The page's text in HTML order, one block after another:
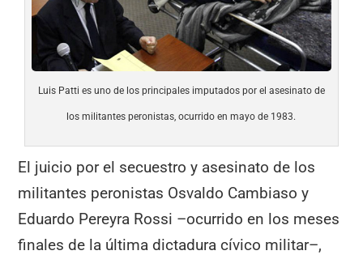
Luis Patti es uno de los principales imputados por el asesinato de
los militantes peronistas, ocurrido en mayo de 1983.
El juicio por el secuestro y asesinato de los
militantes peronistas Osvaldo Cambiaso y
Eduardo Pereyra Rossi –ocurrido en los meses
finales de la última dictadura cívico militar–,